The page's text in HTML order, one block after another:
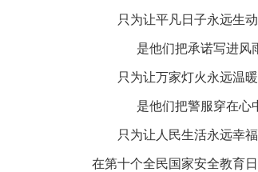
只为让平凡日子永远生动
是他们把承诺写进风
只为让万家灯火永远温暖
是他们把警服穿在心
只为让人民生活永远幸福
在第十个全民国家安全教育日
法徽映军营 权益有